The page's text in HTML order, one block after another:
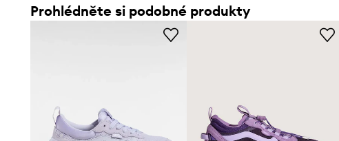
Prohlédněte si podobné produkty